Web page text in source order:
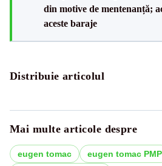
din motive de mentenanță;
aceste baraje
Distribuie articolul
Mai multe articole despre
eugen tomac
eugen tomac PMP